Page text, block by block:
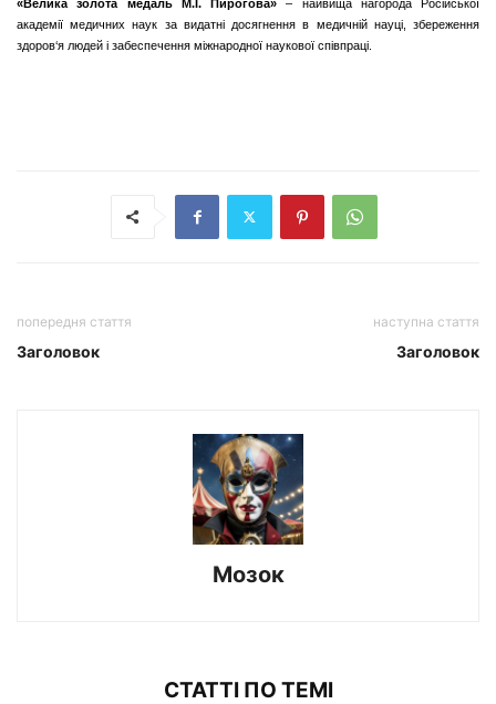
«Велика золота медаль М.І. Пирогова»
– найвища нагорода Російської
академії медичних наук за видатні досягнення в медичній науці, збереження
здоров‘я людей і забеспечення міжнародної наукової співпраці.
попередня стаття
Заголовок
наступна стаття
Заголовок
Мозок
СТАТТІ ПО ТЕМІ